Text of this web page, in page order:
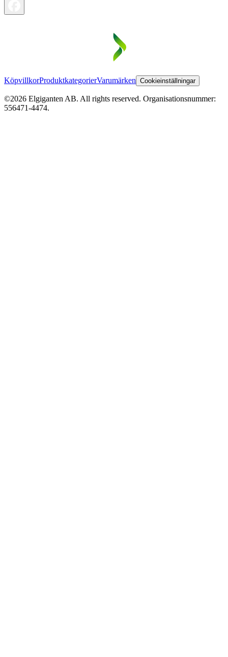
KöpvillkorProduktkategorierVarumärken Cookieinställningar
©2026 Elgiganten AB. All rights reserved. Organisationsnummer:
556471-4474.